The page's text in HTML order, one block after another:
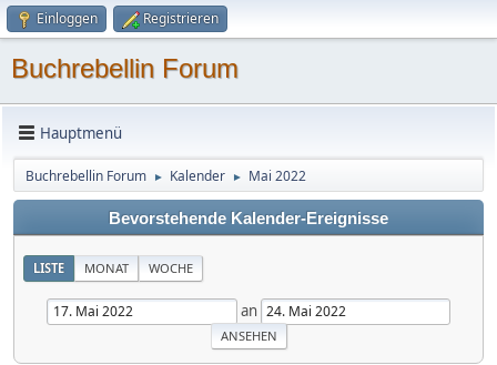
Einloggen Registrieren
Buchrebellin Forum
Hauptmenü
Buchrebellin Forum ► Kalender ► Mai 2022
Bevorstehende Kalender-Ereignisse
LISTE MONAT WOCHE
an